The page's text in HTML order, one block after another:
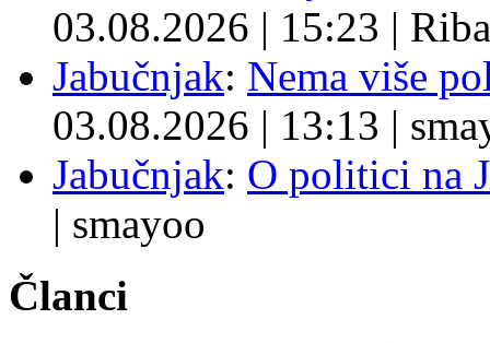
03.08.2026 | 15:23 | Riba
Jabučnjak: Nema više
03.08.2026 | 13:13 |
Jabučnjak: O politici na
| smayoo
Članci